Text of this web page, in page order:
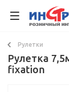
Рулетки
Рулетка
fixation